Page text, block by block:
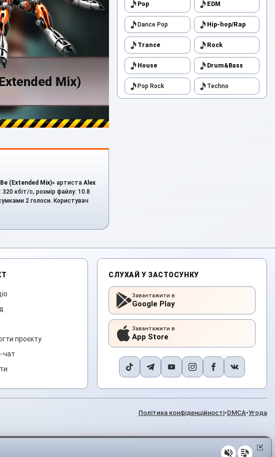
(Extended Mix)» артиста Alex
кбіт/с, розмір файлу: 10.8
2 голоси. Користувач
Pop EDM
Dance Pop Hip-hop/Rap
Trance Rock
House Drum&Bass
Pop Rock Techno
проєкту
чат
СЛУХАЙ У ЗАСТОСУНКУ
Завантажити в
Google Play
Завантажити в
App Store
Політика конфіденційності•DMCA•Угода